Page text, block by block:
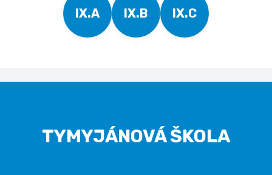
IX.A IX.B IX.C
TYMYJÁNOVÁ ŠKOLA